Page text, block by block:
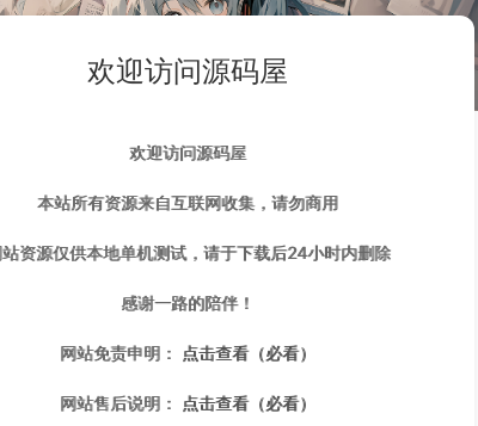
毕方之石，烛阴之石，重华之石，璨辰之石才能
的哦～
欢迎访问源码屋
欢迎访问源码屋
本站所有资源来自互联网收集，请勿商用
站资源仅供本地单机测试，请于下载后24小时内删除
感谢一路的陪伴！
网站免责申明： 点击查看（必看）
网站售后说明： 点击查看（必看）